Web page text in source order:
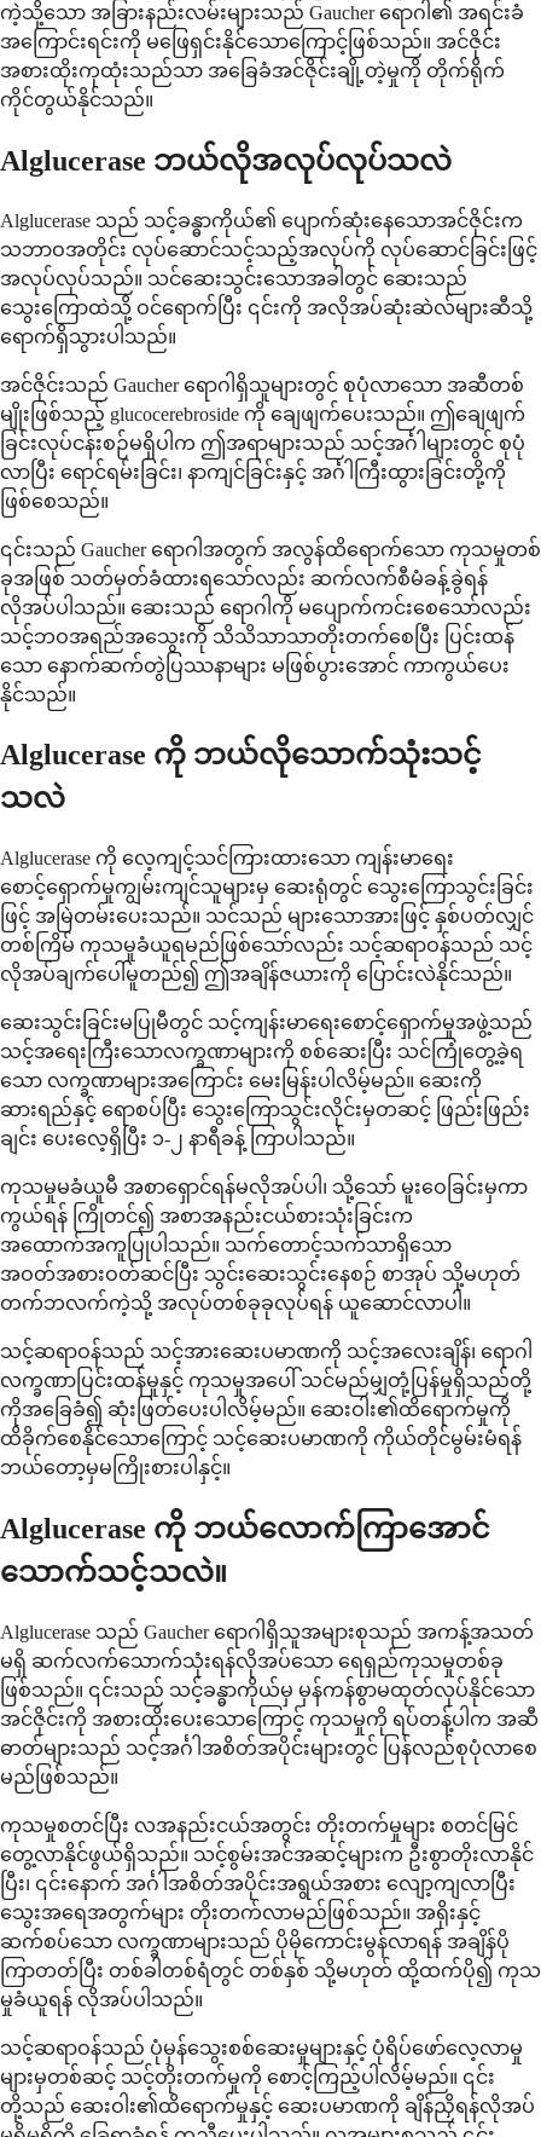
ကဲ့သို့သော အခြားနည်းလမ်းများသည် Gaucher ရောဂါ၏ အရင်းခံ
အကြောင်းရင်းကို မဖြေရှင်းနိုင်သောကြောင့်ဖြစ်သည်။ အင်ဇိုင်း
အစားထိုးကုထုံးသည်သာ အခြေခံအင်ဇိုင်းချို့တဲ့မှုကို တိုက်ရိုက်
ကိုင်တွယ်နိုင်သည်။
Alglucerase ဘယ်လိုအလုပ်လုပ်သလဲ
Alglucerase သည် သင့်ခန္ဓာကိုယ်၏ ပျောက်ဆုံးနေသောအင်ဇိုင်းက
သဘာဝအတိုင်း လုပ်ဆောင်သင့်သည့်အလုပ်ကို လုပ်ဆောင်ခြင်းဖြင့်
အလုပ်လုပ်သည်။ သင်ဆေးသွင်းသောအခါတွင် ဆေးသည်
သွေးကြောထဲသို့ ဝင်ရောက်ပြီး ၎င်းကို အလိုအပ်ဆုံးဆဲလ်များဆီသို့
ရောက်ရှိသွားပါသည်။
အင်ဇိုင်းသည် Gaucher ရောဂါရှိသူများတွင် စုပုံလာသော အဆီတစ်
မျိုးဖြစ်သည့် glucocerebroside ကို ချေဖျက်ပေးသည်။ ဤချေဖျက်
ခြင်းလုပ်ငန်းစဉ်မရှိပါက ဤအရာများသည် သင့်အင်္ဂါများတွင် စုပုံ
လာပြီး ရောင်ရမ်းခြင်း၊ နာကျင်ခြင်းနှင့် အင်္ဂါကြီးထွားခြင်းတို့ကို
ဖြစ်စေသည်။
၎င်းသည် Gaucher ရောဂါအတွက် အလွန်ထိရောက်သော ကုသမှုတစ်
ခုအဖြစ် သတ်မှတ်ခံထားရသော်လည်း ဆက်လက်စီမံခန့်ခွဲရန်
လိုအပ်ပါသည်။ ဆေးသည် ရောဂါကို မပျောက်ကင်းစေသော်လည်း
သင့်ဘဝအရည်အသွေးကို သိသိသာသာတိုးတက်စေပြီး ပြင်းထန်
သော နောက်ဆက်တွဲပြဿနာများ မဖြစ်ပွားအောင် ကာကွယ်ပေး
နိုင်သည်။
Alglucerase ကို ဘယ်လိုသောက်သုံးသင့်
သလဲ
Alglucerase ကို လေ့ကျင့်သင်ကြားထားသော ကျန်းမာရေး
စောင့်ရှောက်မှုကျွမ်းကျင်သူများမှ ဆေးရုံတွင် သွေးကြောသွင်းခြင်း
ဖြင့် အမြဲတမ်းပေးသည်။ သင်သည် များသောအားဖြင့် နှစ်ပတ်လျှင်
တစ်ကြိမ် ကုသမှုခံယူရမည်ဖြစ်သော်လည်း သင့်ဆရာဝန်သည် သင့်
လိုအပ်ချက်ပေါ်မူတည်၍ ဤအချိန်ဇယားကို ပြောင်းလဲနိုင်သည်။
ဆေးသွင်းခြင်းမပြုမီတွင် သင့်ကျန်းမာရေးစောင့်ရှောက်မှုအဖွဲ့သည်
သင့်အရေးကြီးသောလက္ခဏာများကို စစ်ဆေးပြီး သင်ကြုံတွေ့ခဲ့ရ
သော လက္ခဏာများအကြောင်း မေးမြန်းပါလိမ့်မည်။ ဆေးကို
ဆားရည်နှင့် ရောစပ်ပြီး သွေးကြောသွင်းလိုင်းမှတဆင့် ဖြည်းဖြည်း
ချင်း ပေးလေ့ရှိပြီး ၁-၂ နာရီခန့် ကြာပါသည်။
ကုသမှုမခံယူမီ အစာရှောင်ရန်မလိုအပ်ပါ၊ သို့သော် မူးဝေခြင်းမှကာ
ကွယ်ရန် ကြိုတင်၍ အစာအနည်းငယ်စားသုံးခြင်းက
အထောက်အကူပြုပါသည်။ သက်တောင့်သက်သာရှိသော
အဝတ်အစားဝတ်ဆင်ပြီး သွင်းဆေးသွင်းနေစဉ် စာအုပ် သို့မဟုတ်
တက်ဘလက်ကဲ့သို့ အလုပ်တစ်ခုခုလုပ်ရန် ယူဆောင်လာပါ။
သင့်ဆရာဝန်သည် သင့်အားဆေးပမာဏကို သင့်အလေးချိန်၊ ရောဂါ
လက္ခဏာပြင်းထန်မှုနှင့် ကုသမှုအပေါ် သင်မည်မျှတုံ့ပြန်မှုရှိသည်တို့
ကိုအခြေခံ၍ ဆုံးဖြတ်ပေးပါလိမ့်မည်။ ဆေးဝါး၏ထိရောက်မှုကို
ထိခိုက်စေနိုင်သောကြောင့် သင့်ဆေးပမာဏကို ကိုယ်တိုင်မွမ်းမံရန်
ဘယ်တော့မှမကြိုးစားပါနှင့်။
Alglucerase ကို ဘယ်လောက်ကြာအောင်
သောက်သင့်သလဲ။
Alglucerase သည် Gaucher ရောဂါရှိသူအများစုသည် အကန့်အသတ်
မရှိ ဆက်လက်သောက်သုံးရန်လိုအပ်သော ရေရှည်ကုသမှုတစ်ခု
ဖြစ်သည်။ ၎င်းသည် သင့်ခန္ဓာကိုယ်မှ မှန်ကန်စွာမထုတ်လုပ်နိုင်သော
အင်ဇိုင်းကို အစားထိုးပေးသောကြောင့် ကုသမှုကို ရပ်တန့်ပါက အဆီ
ဓာတ်များသည် သင့်အင်္ဂါအစိတ်အပိုင်းများတွင် ပြန်လည်စုပုံလာစေ
မည်ဖြစ်သည်။
ကုသမှုစတင်ပြီး လအနည်းငယ်အတွင်း တိုးတက်မှုများ စတင်မြင်
တွေ့လာနိုင်ဖွယ်ရှိသည်။ သင့်စွမ်းအင်အဆင့်များက ဦးစွာတိုးလာနိုင်
ပြီး၊ ၎င်းနောက် အင်္ဂါအစိတ်အပိုင်းအရွယ်အစား လျော့ကျလာပြီး
သွေးအရေအတွက်များ တိုးတက်လာမည်ဖြစ်သည်။ အရိုးနှင့်
ဆက်စပ်သော လက္ခဏာများသည် ပိုမိုကောင်းမွန်လာရန် အချိန်ပို
ကြာတတ်ပြီး တစ်ခါတစ်ရံတွင် တစ်နှစ် သို့မဟုတ် ထို့ထက်ပို၍ ကုသ
မှုခံယူရန် လိုအပ်ပါသည်။
သင့်ဆရာဝန်သည် ပုံမှန်သွေးစစ်ဆေးမှုများနှင့် ပုံရိပ်ဖော်လေ့လာမှု
များမှတစ်ဆင့် သင့်တိုးတက်မှုကို စောင့်ကြည့်ပါလိမ့်မည်။ ၎င်း
တို့သည် ဆေးဝါး၏ထိရောက်မှုနှင့် ဆေးပမာဏကို ချိန်ညှိရန်လိုအပ်